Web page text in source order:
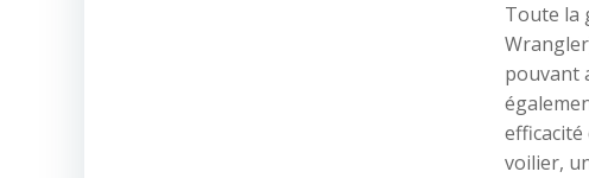
Toute la
pouvant
voilier,